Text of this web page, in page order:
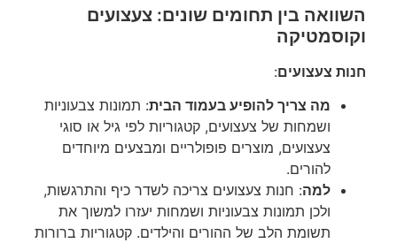
השוואה בין תחומים שונים: צעצועים
וקוסמטיקה
חנות צעצועים:
מה צריך להופיע בעמוד הבית: תמונות צבעוניות
ושמחות של צעצועים, קטגוריות לפי גיל או סוגי
צעצועים, מוצרים פופולריים ומבצעים מיוחדים
להורים.
למה: חנות צעצועים צריכה לשדר כיף והתרגשות,
ולכן תמונות צבעוניות ושמחות יעזרו למשוך את
תשומת הלב של ההורים והילדים. קטגוריות ברורות